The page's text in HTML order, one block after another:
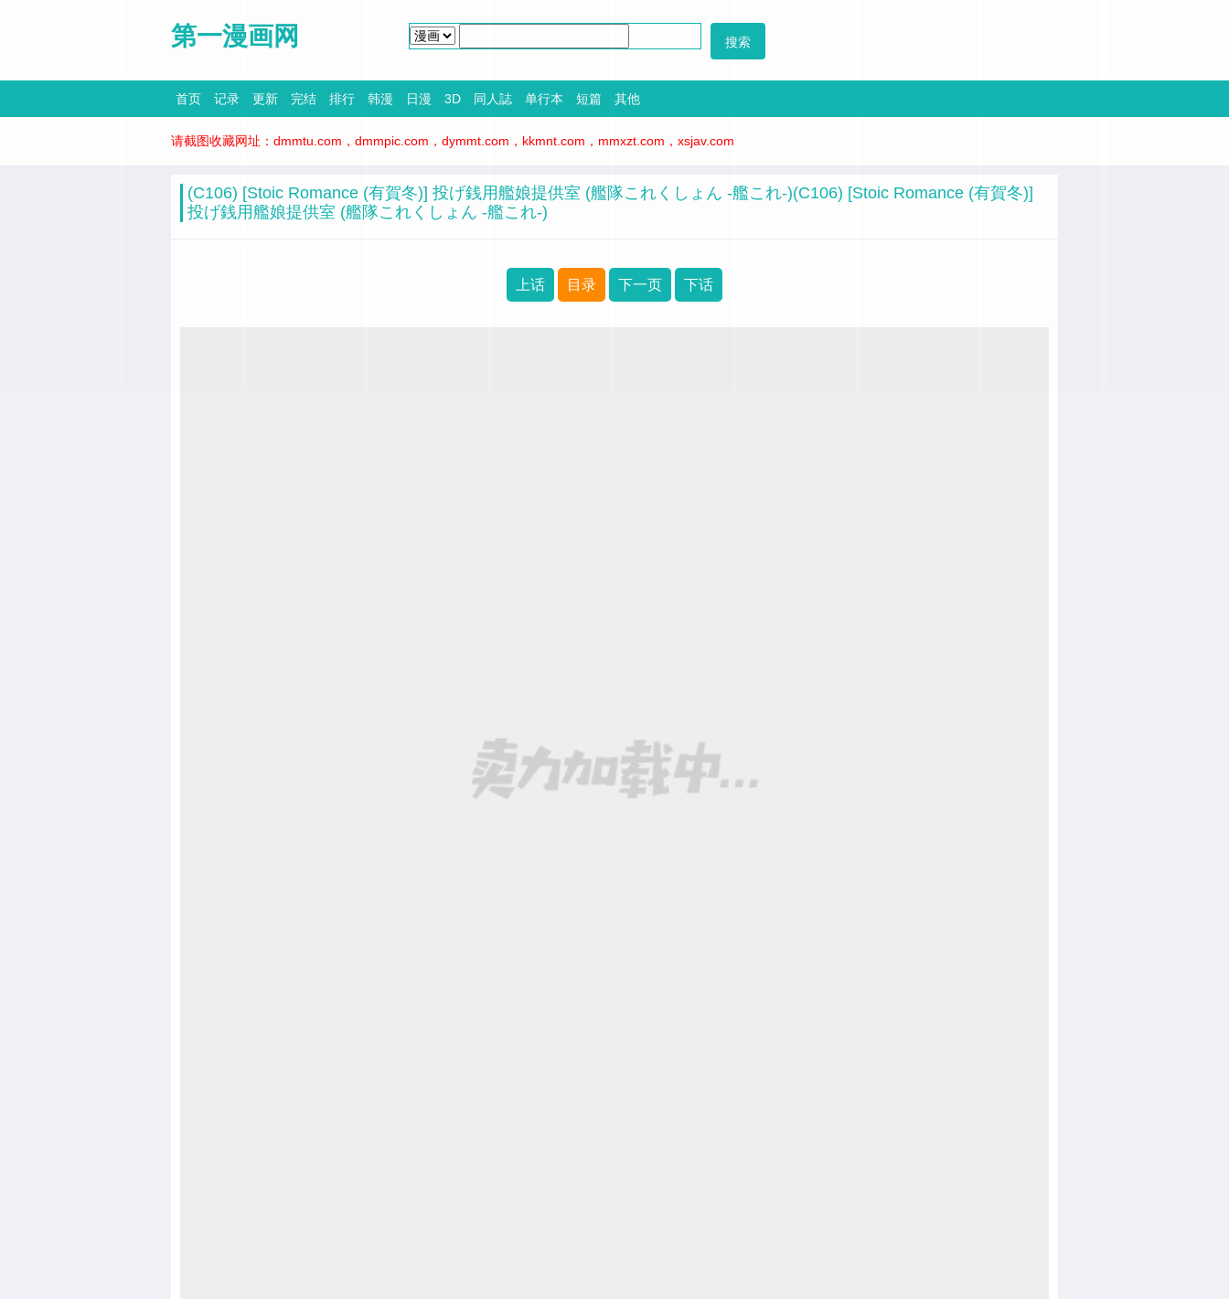
第一漫画网
首页 记录 更新 完结 排行 韩漫 日漫 3D 同人誌 单行本 短篇 其他
请截图收藏网址：dmmtu.com，dmmpic.com，dymmt.com，kkmnt.com，mmxzt.com，xsjav.com
(C106) [Stoic Romance (有賀冬)] 投げ銭用艦娘提供室 (艦隊これくしょん -艦これ-)(C106) [Stoic Romance (有賀冬)]
投げ銭用艦娘提供室 (艦隊これくしょん -艦これ-)
上话 目录 下一页 下话